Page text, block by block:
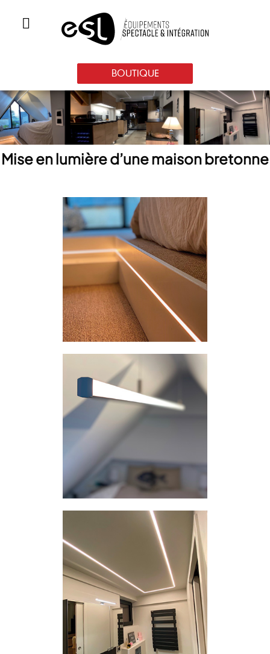
BOUTIQUE
Mise en lumière d’une maison bretonne